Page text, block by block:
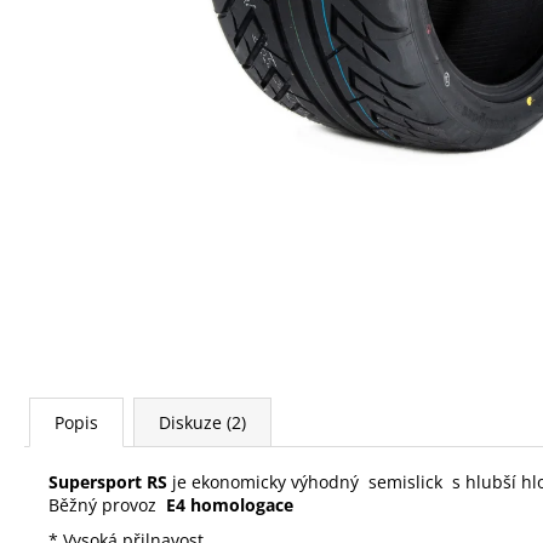
Popis Diskuze (2)
Supersport RS je ekonomicky výhodný semislick s hlubší
Běžný provoz E4 homologace